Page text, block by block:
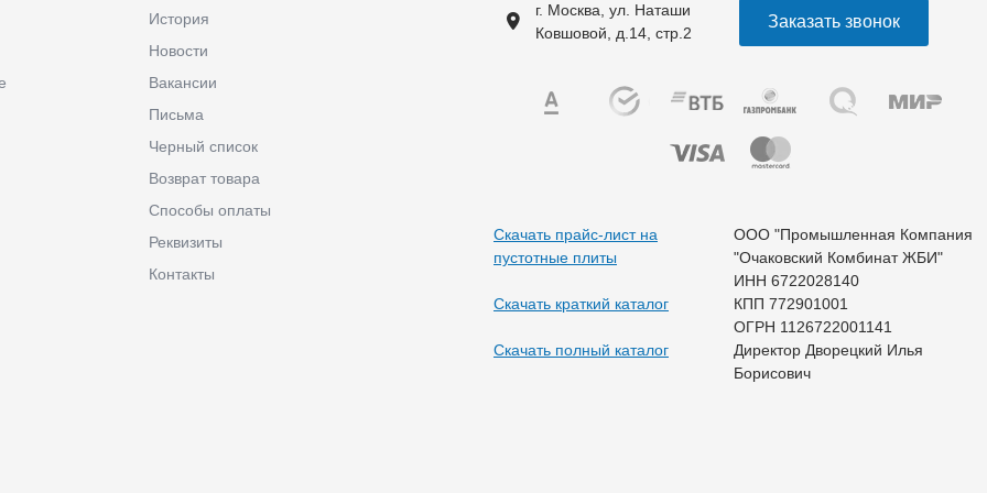
История
Новости
Вакансии
Письма
Черный список
Возврат товара
Способы оплаты
Реквизиты
Контакты
г. Москва, ул. Наташи
Ковшовой, д.14, стр.2
Заказать звонок
Скачать прайс-лист на
пустотные плиты
Скачать краткий каталог
Скачать полный каталог
ООО "Промышленная Компания
"Очаковский Комбинат ЖБИ"
ИНН 6722028140
КПП 772901001
ОГРН 1126722001141
Директор Дворецкий Илья
Борисович